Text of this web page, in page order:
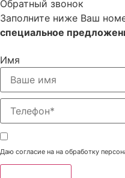
Обратный звонок
Заполните ниже Ваш
специальное
Имя
Даю согласие на на обработку